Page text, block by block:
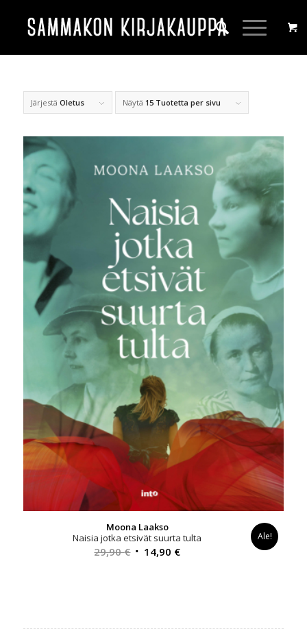
Järjestä Oletus Näytä 15 Tuotetta per sivu
Moona Laakso
Naisia jotka etsivät suurta tulta
29,90€ Alkuperäinen
14,90 €Nykyinen
Ale!